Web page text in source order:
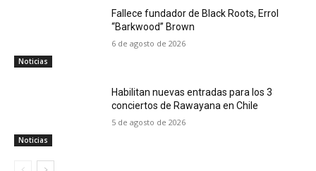
Noticias
Fallece fundador de Black Roots, Errol
“Barkwood” Brown
6 de agosto de 2026
Noticias
Habilitan nuevas entradas para los 3
conciertos de Rawayana en Chile
5 de agosto de 2026